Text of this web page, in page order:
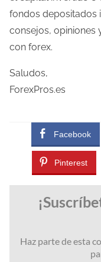
fondos depositados
consejos, opiniones
con forex.
Saludos,
ForexPros.es
Facebook
Pinterest